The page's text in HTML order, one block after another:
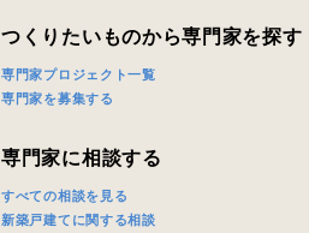
つくりたいものから専門家を探す
専門家プロジェクト一覧
専門家を募集する
専門家に相談する
すべての相談を見る
新築戸建てに関する相談